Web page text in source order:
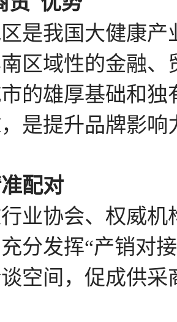
是我国大健康
区域性的金融
的雄厚基础和
是提升品牌影
配对
业协会、权威机
分发挥“产销对
空间，促成供